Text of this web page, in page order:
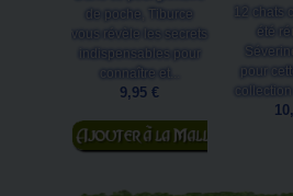
de poche, Tiburce
vous révèle les secrets
indispensables pour
connaître et...
9,95 €
Ajouter au
panier
12 chats
été
pour